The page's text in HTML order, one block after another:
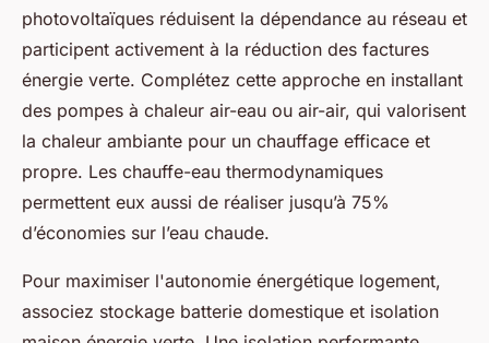
photovoltaïques réduisent la dépendance au réseau et
participent activement à la réduction des factures
énergie verte. Complétez cette approche en installant
des pompes à chaleur air-eau ou air-air, qui valorisent
la chaleur ambiante pour un chauffage efficace et
propre. Les chauffe-eau thermodynamiques
permettent eux aussi de réaliser jusqu’à 75%
d’économies sur l’eau chaude.
Pour maximiser l'autonomie énergétique logement,
associez stockage batterie domestique et isolation